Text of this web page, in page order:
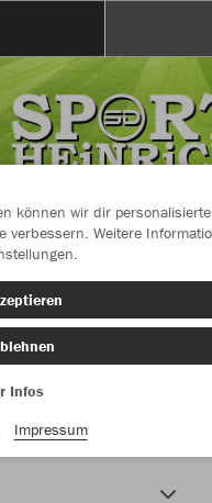
Mögeliner
können wir dir personalisierte
verbessern. Weitere
Infos
Impressum